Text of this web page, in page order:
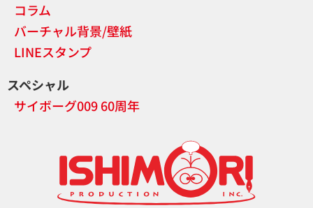
コラム
バーチャル背景/壁紙
LINEスタンプ
スペシャル
サイボーグ009 60周年